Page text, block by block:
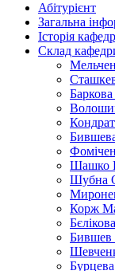
Абітурієнт
Загальна
Історія
Склад
Шашко
Шубна
Корж
Бившев